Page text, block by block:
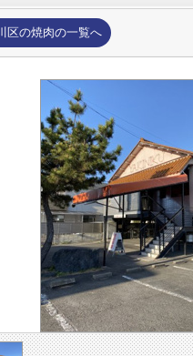
区の焼肉の一覧へ